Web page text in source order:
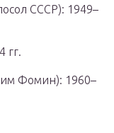
СССР): 1949–
гг.
Фомин): 1960–